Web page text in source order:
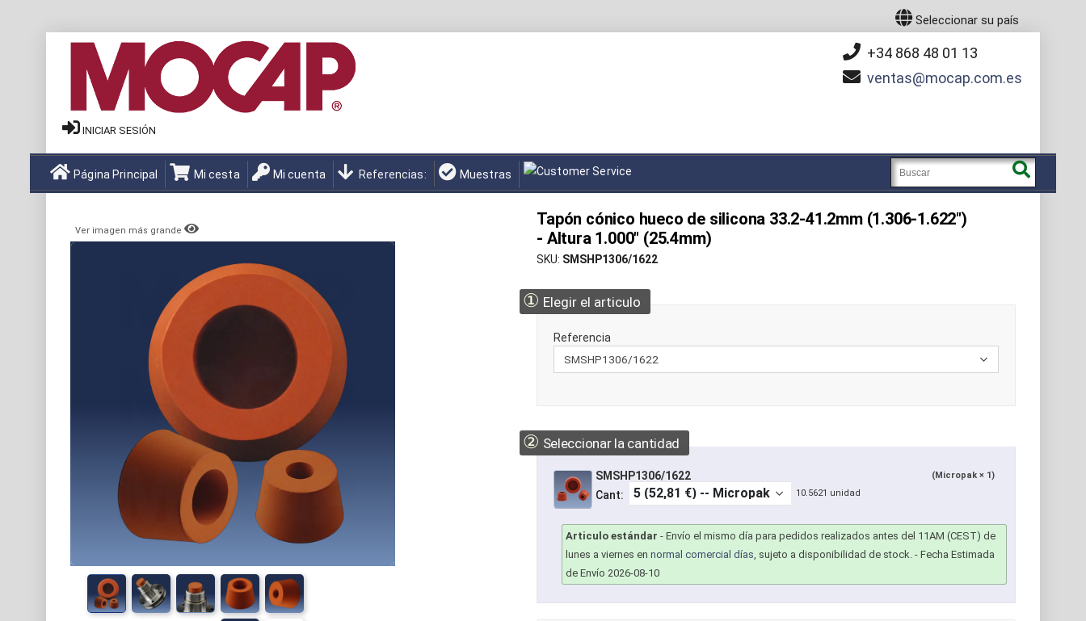
Seleccionar su país
+34 868 48 01 13
ventas
mocap.com.es
INICIAR SESIÓN
Página Principal Mi cesta Mi cuenta Referencias: Muestras
Tapón cónico hueco de silicona 33.2-41.2mm (1.306-1.622")
- Altura 1.000" (25.4mm)
SKU SMSHP1306/1622
① Elegir el articulo
Referencia
② Seleccionar la cantidad
SMSHP1306/1622 (Micropak × 1)
Cant: 10.5621 unidad
Articulo estándar -Envío el mismo día para pedidos realizados antes del 11AM (CEST) de
lunes a viernes ennormal comercial días, sujeto a disponibilidad de stock. - Fecha Estimada
de Envío 2026-08-10
Ver imagen más grande